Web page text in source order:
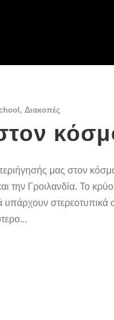
, Διακοπές
μας στον
την Γροιλανδία. Το
υπάρχουν